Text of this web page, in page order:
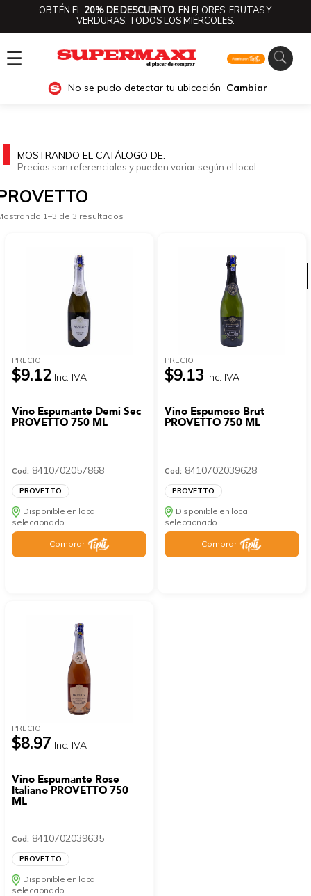
OBTÉN EL 20% DE DESCUENTO.EN FLORES, FRUTAS Y
VERDURAS, TODOS LOS MIÉRCOLES.
☰
No se pudo detectar tu ubicación Cambiar
Ver categorías
MOSTRANDO EL CATÁLOGO DE:
Precios son referenciales y pueden variar según el local.
1–3 de 3 resultados
PRECIO
$9.12 Inc. IVA
Vino Espumante Demi Sec
PROVETTO 750 ML
Cod: 8410702057868
PROVETTO
Disponible en local
seleccionado
Comprar
PRECIO
$9.13 Inc. IVA
Vino Espumoso Brut
PROVETTO 750 ML
Cod: 8410702039628
PROVETTO
Disponible en local
seleccionado
Comprar
PRECIO
$8.97 Inc. IVA
Vino Espumante Rose
Italiano PROVETTO 750
ML
Cod: 8410702039635
PROVETTO
Disponible en local
seleccionado